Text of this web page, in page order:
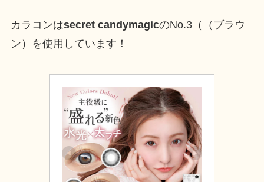
カラコンはsecret candymagicのNo.3（（ブラウ
ン）を使用しています！